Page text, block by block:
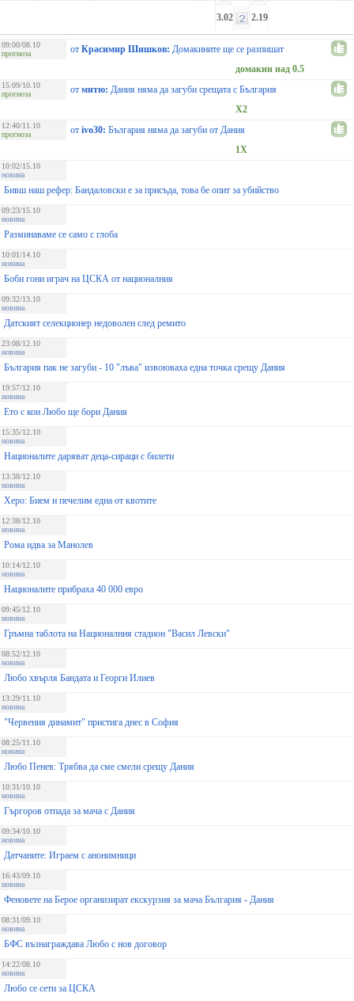
3.02 2.19
09:00/08.10
прогноза
от Красимир Шишков: Домакините ще се разпишат
домакин над 0.5
15:09/10.10
прогноза
от митю: Дания няма да загуби срещата с България
X2
12:40/11.10
прогноза
от ivo30: България няма да загуби от Дания
1X
10:02/15.10
новина
Бивш наш рефер: Бандаловски е за присъда, това бе опит за убийство
09:23/15.10
новина
Разминаваме се само с глоба
10:01/14.10
новина
Боби гони играч на ЦСКА от националния
09:32/13.10
новина
Датският селекционер недоволен след ремито
23:08/12.10
новина
България пак не загуби - 10 "лъва" извоюваха една точка срещу Дания
19:57/12.10
новина
Ето с кои Любо ще бори Дания
15:35/12.10
новина
Националите даряват деца-сираци с билети
13:38/12.10
новина
Херо: Бием и печелим една от квотите
12:38/12.10
новина
Рома идва за Манолев
10:14/12.10
новина
Националите прибраха 40 000 евро
09:45/12.10
новина
Гръмна таблота на Националния стадион "Васил Левски"
08:52/12.10
новина
Любо хвърля Бандата и Георги Илиев
13:29/11.10
новина
"Червения динамит" пристига днес в София
08:25/11.10
новина
Любо Пенев: Трябва да сме смели срещу Дания
10:31/10.10
новина
Гъргоров отпада за мача с Дания
09:34/10.10
новина
Датчаните: Играем с анонимници
16:43/09.10
новина
Феновете на Берое организират екскурзия за мача България - Дания
08:31/09.10
новина
БФС възнаграждава Любо с нов договор
14:22/08.10
новина
Любо се сети за ЦСКА